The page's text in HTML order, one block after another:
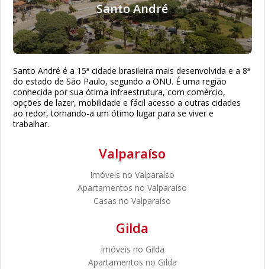
Santo André
Santo André é a 15ª cidade brasileira mais desenvolvida e a 8ª
do estado de São Paulo, segundo a ONU. É uma região
conhecida por sua ótima infraestrutura, com comércio,
opções de lazer, mobilidade e fácil acesso a outras cidades
ao redor, tornando-a um ótimo lugar para se viver e
trabalhar.
Valparaíso
Imóveis no Valparaíso
Apartamentos no Valparaíso
Casas no Valparaíso
Gilda
Imóveis no Gilda
Apartamentos no Gilda